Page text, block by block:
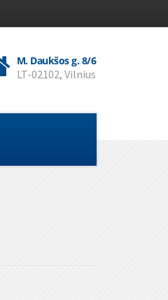
M. Daukšos g. 8/6
LT-02102, Vilnius